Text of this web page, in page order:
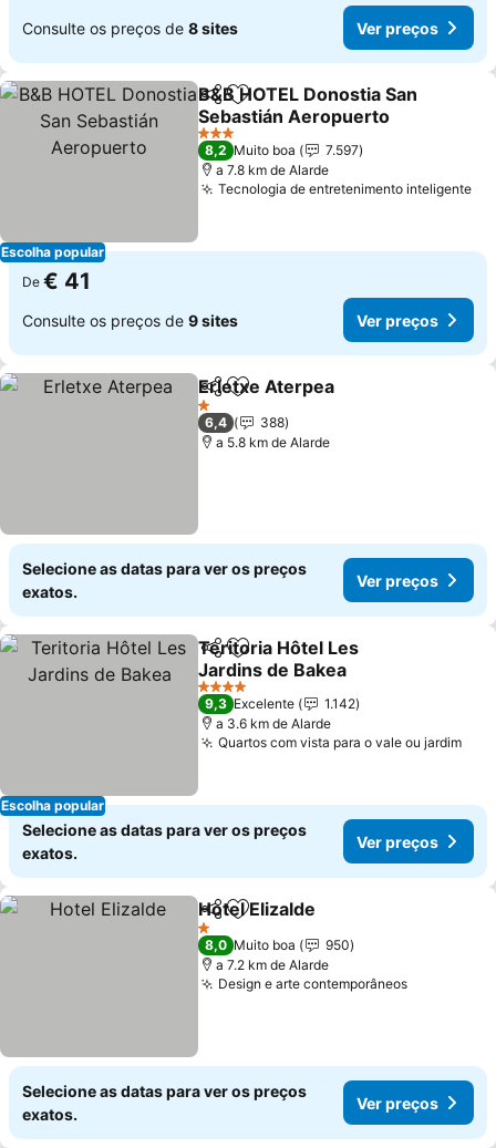
Consulte os preços de 8 sites Ver preços
Escolha popular
PartilharAdicionar aos favoritos
B&B HOTEL Donostia San
Sebastián Aeropuerto
Ver preços
3 Estrelas
8,2 Muito boa
7.597
a 7.8 km de Alarde
Tecnologia de entretenimento inteligente
De € 41
Consulte os preços de 9 sites Ver preços
PartilharAdicionar aos favoritos
Erletxe Aterpea
1 Estrelas
6,4
388
a 5.8 km de Alarde
Selecione as datas para ver os preços
exatos.
Ver preços
Escolha popular
PartilharAdicionar aos favoritos
Teritoria Hôtel Les
Jardins de Bakea
Ver preços
4 Estrelas
9,3 Excelente
1.142
a 3.6 km de Alarde
Quartos com vista para o vale ou jardimVer
Selecione as datas para ver os preços
exatos.
Ver preços
PartilharAdicionar aos favoritos
Hotel Elizalde
1 Estrelas
8,0 Muito boa
950
a 7.2 km de Alarde
Design e arte contemporâneosVer
Selecione as datas para ver os preços
exatos.
Ver preços